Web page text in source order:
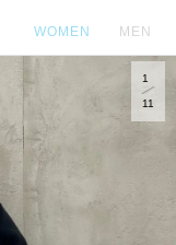
WOMEN MEN
1
11